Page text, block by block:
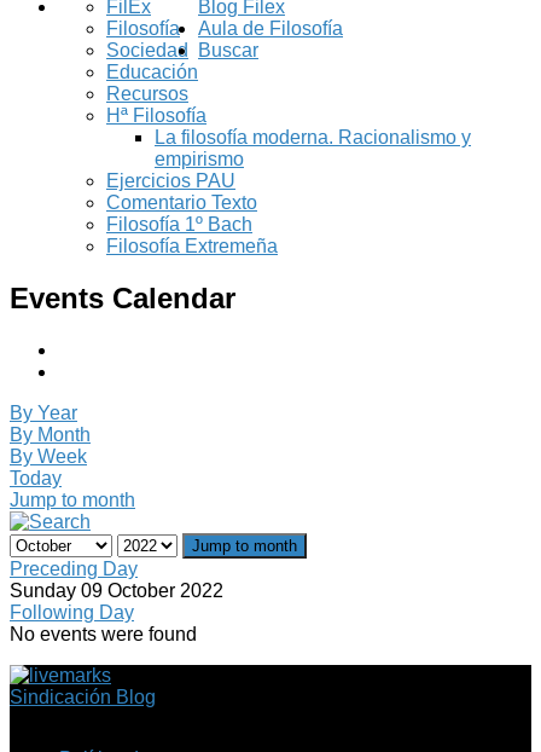
Blog Filex
FilEx
Filosofía
Sociedad
Educación
Recursos
Aula de Filosofía
Hª Filosofía
La filosofía moderna. Racionalismo y
empirismo
Ejercicios PAU
Comentario Texto
Filosofía 1º Bach
Filosofía Extremeña
Buscar
Events Calendar
By Year
By Month
By Week
Today
Jump to month
Jump to month
Preceding Day
Sunday 09 October 2022
Following Day
No events were found
Sindicación Blog